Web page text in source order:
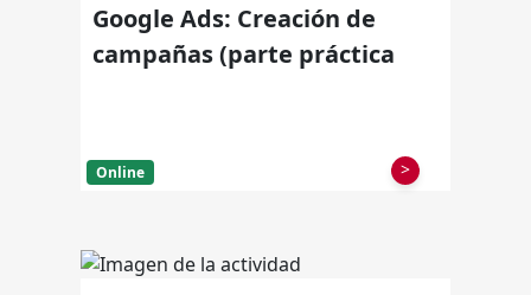
Google Ads: Creación de
campañas (parte práctica
Online >